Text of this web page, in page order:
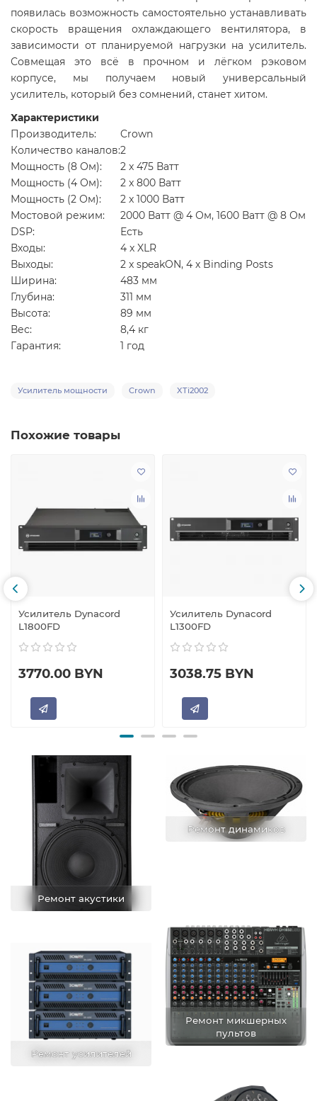
появилась возможность самостоятельно устанавливать
скорость вращения охлаждающего вентилятора, в
зависимости от планируемой нагрузки на усилитель.
Совмещая это всё в прочном и лёгком рэковом
корпусе, мы получаем новый универсальный
усилитель, который без сомнений, станет хитом.
Характеристики
Производитель:
Crown
Количество каналов:2
Мощность (8 Ом):
2 x 475 Ватт
Мощность (4 Ом):
2 x 800 Ватт
Мощность (2 Ом):
2 x 1000 Ватт
Мостовой режим:
2000 Ватт @ 4 Ом, 1600 Ватт @ 8 Ом
DSP:
Есть
Входы:
4 x XLR
Выходы:
2 x speakON, 4 x Binding Posts
Ширина:
483 мм
Глубина:
311 мм
Высота:
89 мм
Вес:
8,4 кг
Гарантия:
1 год
Усилитель мощности Crown XTi2002
Похожие товары
Усилитель Dynacord
L1800FD
3770.00 BYN
Усилитель Dynacord
L1300FD
3038.75 BYN
Ремонт акустики
Ремонт динамиков
Ремонт усилителей
Ремонт микшерных
пультов